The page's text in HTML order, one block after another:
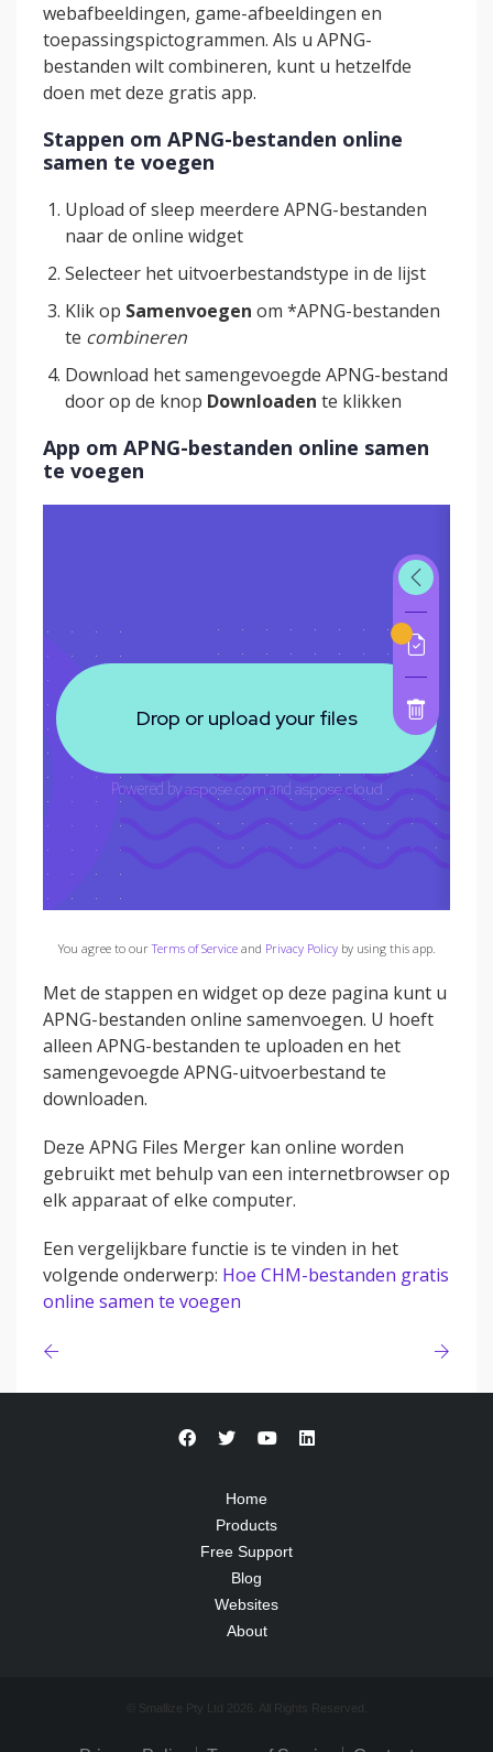
webafbeeldingen, game-afbeeldingen en
toepassingspictogrammen. Als u APNG-
bestanden wilt combineren, kunt u hetzelfde
doen met deze gratis app.
Stappen om APNG-bestanden online
samen te voegen
Upload of sleep meerdere APNG-bestanden
naar de online widget
Selecteer het uitvoerbestandstype in de lijst
Klik op Samenvoegen om *APNG-bestanden
te combineren
Download het samengevoegde APNG-bestand
door op de knop Downloaden te klikken
App om APNG-bestanden online samen
te voegen
You agree to ourTerms of Serviceand Privacy Policyby using this app.
Met de stappen en widget op deze pagina kunt u
APNG-bestanden online samenvoegen. U hoeft
alleen APNG-bestanden te uploaden en het
samengevoegde APNG-uitvoerbestand te
downloaden.
Deze APNG Files Merger kan online worden
gebruikt met behulp van een internetbrowser op
elk apparaat of elke computer.
Een vergelijkbare functie is te vinden in het
volgende onderwerp: Hoe CHM-bestanden gratis
online samen te voegen
Home
Products
Free Support
Blog
Websites
About
© Smallize Pty Ltd 2026. All Rights Reserved.